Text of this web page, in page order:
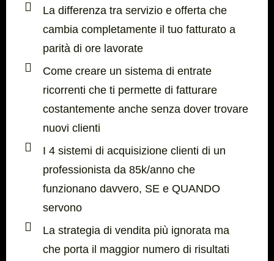
La differenza tra servizio e offerta che
cambia completamente il tuo fatturato a
parità di ore lavorate
Come creare un sistema di entrate
ricorrenti che ti permette di fatturare
costantemente anche senza dover trovare
nuovi clienti
I 4 sistemi di acquisizione clienti di un
professionista da 85k/anno che
funzionano davvero, SE e QUANDO
servono
La strategia di vendita più ignorata ma
che porta il maggior numero di risultati